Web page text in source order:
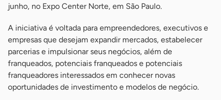
junho, no Expo Center Norte, em São Paulo.
A iniciativa é voltada para empreendedores, executivos e
empresas que desejam expandir mercados, estabelecer
parcerias e impulsionar seus negócios, além de
franqueados, potenciais franqueados e potenciais
franqueadores interessados em conhecer novas
oportunidades de investimento e modelos de negócio.